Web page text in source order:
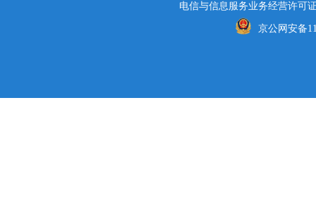
电信与信息服务业务经营许可
京公网安备